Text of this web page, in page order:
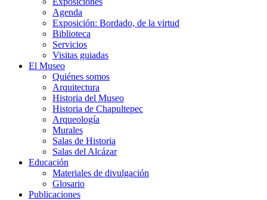
Agenda
Exposición: Bordado, de la virtud
Biblioteca
Servicios
Visitas guiadas
El Museo
Quiénes somos
Arquitectura
Historia del Museo
Historia de Chapultepec
Arqueología
Murales
Salas de Historia
Salas del Alcázar
Educación
Materiales de divulgación
Glosario
Publicaciones